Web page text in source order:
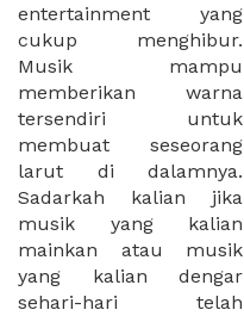
entertainment yang
cukup menghibur.
Musik mampu
memberikan warna
tersendiri untuk
membuat seseorang
larut di dalamnya.
Sadarkah kalian jika
musik yang kalian
mainkan atau musik
yang kalian dengar
sehari-hari telah
bergerak cepat
begitupun sebaliknya,
yang dapat membuat
jasmani kita lebih sehat.
Manfaat bermusik,
menyanyi atau aktifitas
lainnya yang
berhubungan dengan
musik dapat kita
rasakan manfaatnya
secara langsung. Kita
menjadi semangat,